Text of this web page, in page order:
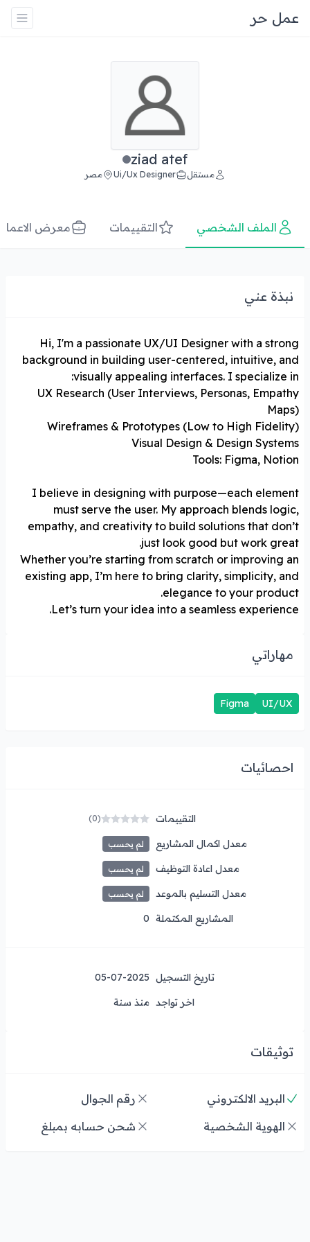
عمل حر
ziad atef
مستقل Ui/Ux Designer مصر
الملف الشخصي التقييمات معرض
نبذة عني
Hi, I'm a passionate UX/UI Designer with a strong
background in building user-centered, intuitive, and
visually appealing interfaces. I specialize in:
UX Research (User Interviews, Personas, Empathy
Maps)
Wireframes & Prototypes (Low to High Fidelity)
Visual Design & Design Systems
Tools: Figma, Notion
I believe in designing with purpose—each element
must serve the user. My approach blends logic,
empathy, and creativity to build solutions that don’t
just look good but work great.
Whether you’re starting from scratch or improving an
existing app, I’m here to bring clarity, simplicity, and
elegance to your product.
Let’s turn your idea into a seamless experience.
مهاراتي
UI/UX
Figma
احصائيات
التقييمات (0)
معدل اكمال المشاريع لم يحسب
معدل اعادة التوظيف لم يحسب
معدل التسليم بالموعد لم يحسب
المشاريع المكتملة 0
تاريخ التسجيل 05-07-2025
اخر تواجد منذ سنة
توثيقات
البريد الالكتروني
رقم الجوال
الهوية الشخصية
شحن حسابه بمبلغ